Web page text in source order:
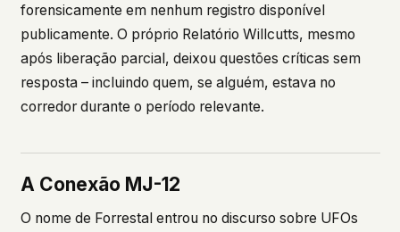
forensicamente em nenhum registro disponível
publicamente. O próprio Relatório Willcutts, mesmo
após liberação parcial, deixou questões críticas sem
resposta – incluindo quem, se alguém, estava no
corredor durante o período relevante.
A Conexão MJ-12
O nome de Forrestal entrou no discurso sobre UFOs